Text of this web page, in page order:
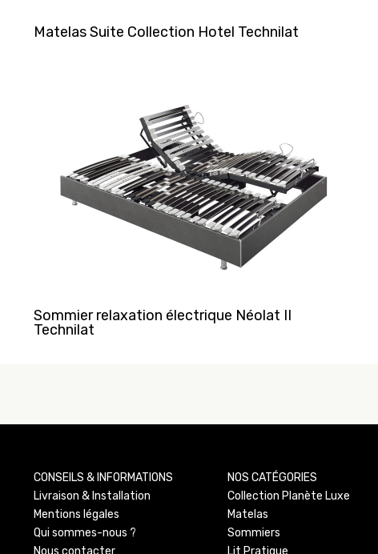
Matelas Suite Collection Hotel Technilat
Sommier relaxation électrique Néolat II
Technilat
CONSEILS & INFORMATIONS
Livraison & Installation
Mentions légales
Qui sommes-nous ?
Nous contacter
NOS CATÉGORIES
Collection Planète Luxe
Matelas
Sommiers
Lit Pratique